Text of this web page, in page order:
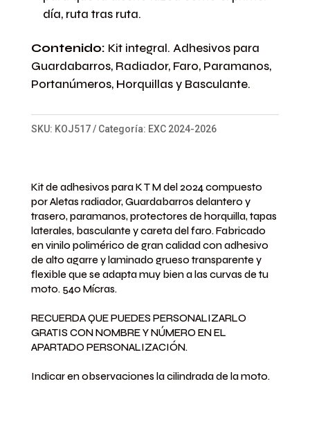
día, ruta tras ruta.
Contenido: Kit integral. Adhesivos para
Guardabarros, Radiador, Faro, Paramanos,
Portanúmeros, Horquillas y Basculante.
SKU: KOJ517 Categoría: EXC 2024-2026
Kit de adhesivos para K T M del 2024 compuesto
por Aletas radiador, Guardabarros delantero y
trasero, paramanos, protectores de horquilla, tapas
laterales, basculante y careta del faro. Fabricado
en vinilo polimérico de gran calidad con adhesivo
de alto agarre y laminado grueso transparente y
flexible que se adapta muy bien a las curvas de tu
moto. 540 Mícras.
RECUERDA QUE PUEDES PERSONALIZARLO
GRATIS CON NOMBRE Y NÚMERO EN EL
APARTADO PERSONALIZACIÓN.
Indicar en observaciones la cilindrada de la moto.